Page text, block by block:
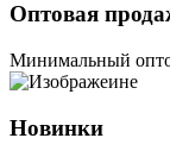
Оптовая
Минимальный
Новинки